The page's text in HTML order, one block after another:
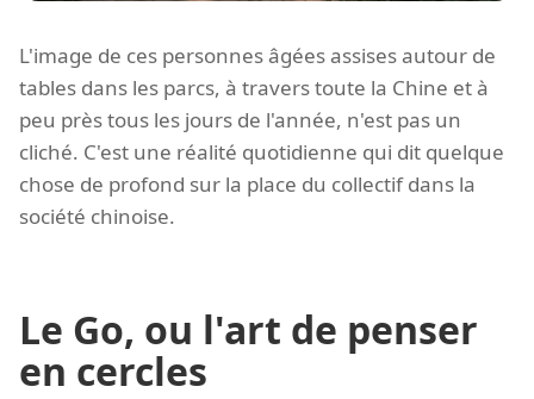
L'image de ces personnes âgées assises autour de
tables dans les parcs, à travers toute la Chine et à
peu près tous les jours de l'année, n'est pas un
cliché. C'est une réalité quotidienne qui dit quelque
chose de profond sur la place du collectif dans la
société chinoise.
Le Go, ou l'art de penser
en cercles